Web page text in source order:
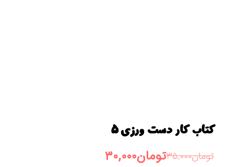
کتاب کار دست ورزی 5
تومان۳۵,۰۰۰تومان۳۰,۰۰۰